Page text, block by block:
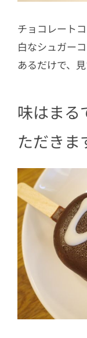
チョコレート
白なシュガー
あるだけで、
味はまる
ただきま